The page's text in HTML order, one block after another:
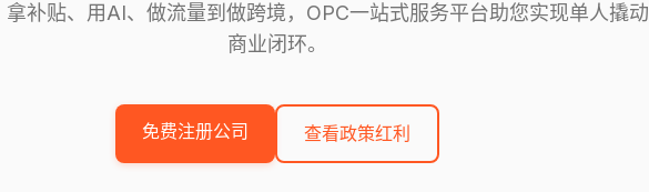
拿补贴、用AI、做流量到做跨境，OPC一站式服务平台助您实现单人撬动
商业闭环。
免费注册公司 查看政策红利